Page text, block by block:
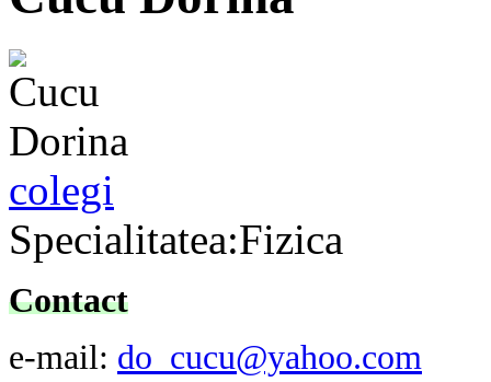
colegi
Specialitatea:Fizica
Contact
e-mail: do_cucu@yahoo.com